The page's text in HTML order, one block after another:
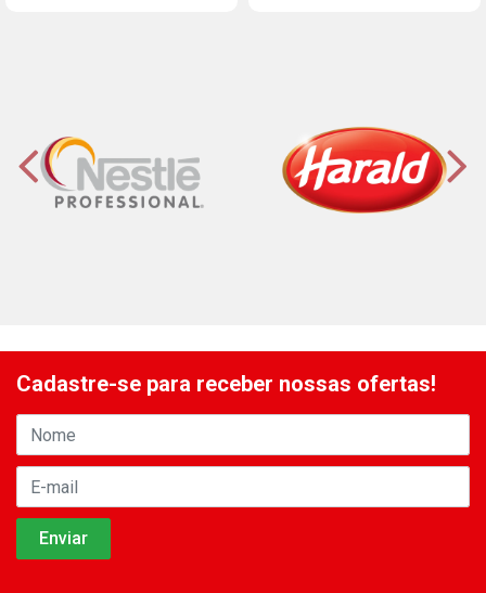
Cadastre-se para receber nossas ofertas!